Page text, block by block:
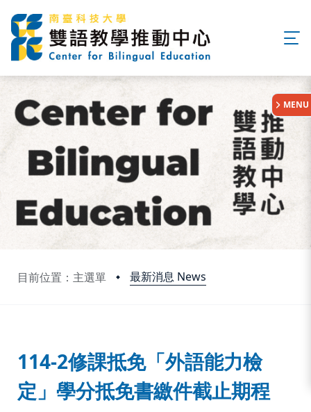
目前位置：主選單 最新消息 News
:::
MENU
114-2修課抵免「外語能力檢
定」學分抵免書繳件截止期程